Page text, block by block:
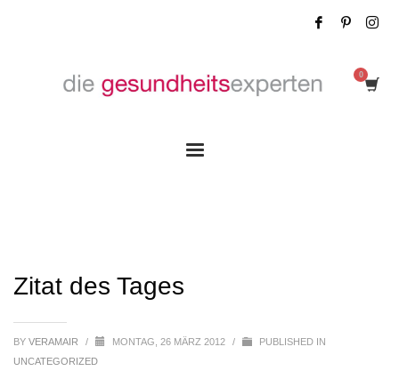
Zitat des Tages
BY VERAMAIR / MONTAG, 26 MÄRZ 2012 /
PUBLISHED IN
UNCATEGORIZED